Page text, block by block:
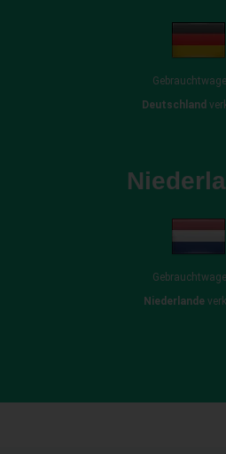
Deutschland
Niederlande